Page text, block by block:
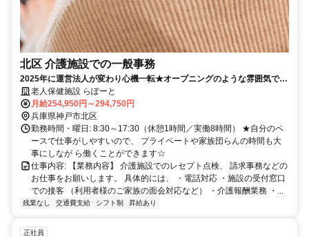
北区 介護施設での一般事務
2025年に運営法人が変わり心機一転★オープニングのような雰囲気で働
きませんか！
老人保健施設 らぽーと
月給254,950円～294,750円
兵庫県神戸市北区
勤務時間・曜日: 8:30～17:30（休憩1時間／実働8時間） ★自分のペ
ースで仕事がしやすいので、 プライベートや家族団らんの時間も大
事にしなが ら働くことができます☆
仕事内容: 【業務内容】 介護施設でのレセプト点検、 請求事務などの
お仕事をお願いします。 具体的には、 ・電話対応 ・施設の受付窓口
での接客 （利用者様のご家族の面会対応など） ・介護報酬業務 ・...
残業なし 交通費支給 シフト制 昇給あり
正社員